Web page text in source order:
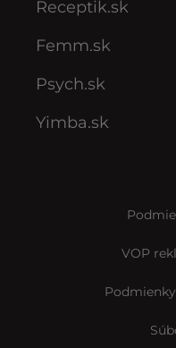
Receptik.sk
Femm.sk
Psych.sk
Yimba.sk
VOP